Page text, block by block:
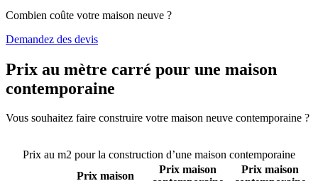
Combien coûte votre maison neuve ?
Demandez des devis
Prix au mètre carré pour une maison
contemporaine
Vous souhaitez faire construire votre maison neuve contemporaine ?
Prix au m2 pour la construction d’une maison contemporaine
Prix maison
Prix maison
Prix maison